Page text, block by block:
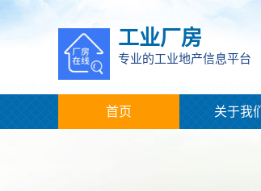
工业厂房
专业的工业地产信息平台
首页 关于我们